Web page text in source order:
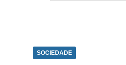
SOCIEDADE